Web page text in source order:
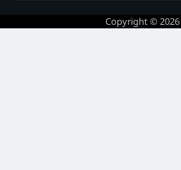
Copyright © 2026